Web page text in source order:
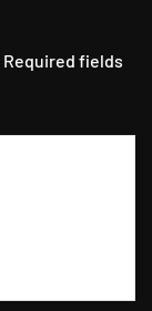
Required fields